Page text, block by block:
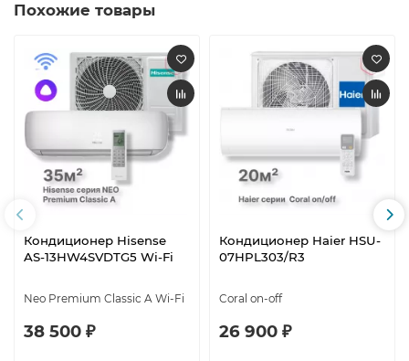
Похожие товары
Кондиционер Hisense
AS-13HW4SVDTG5 Wi-Fi
Neo Premium Classic A Wi-Fi
38 500 ₽
Кондиционер Haier HSU-
07HPL303/R3
Coral on-off
26 900 ₽